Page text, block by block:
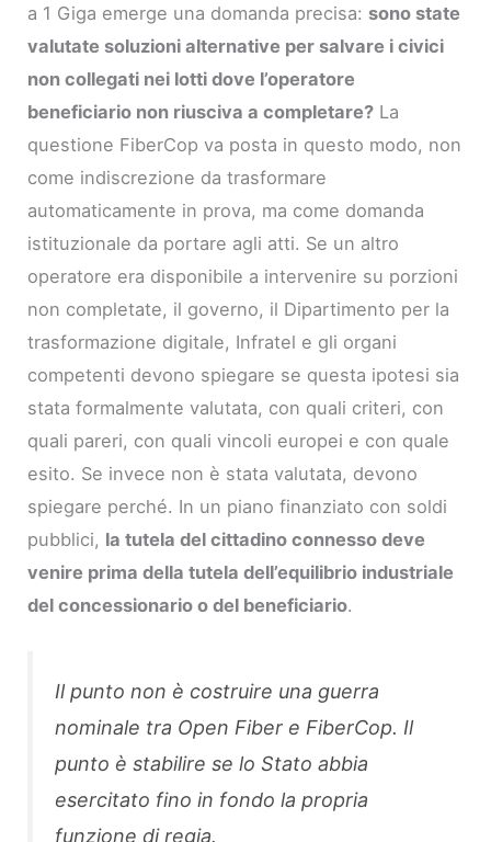
a 1 Giga emerge una domanda precisa: sono state
valutate soluzioni alternative per salvare i civici
non collegati nei lotti dove l’operatore
beneficiario non riusciva a completare? La
questione FiberCop va posta in questo modo, non
come indiscrezione da trasformare
automaticamente in prova, ma come domanda
istituzionale da portare agli atti. Se un altro
operatore era disponibile a intervenire su porzioni
non completate, il governo, il Dipartimento per la
trasformazione digitale, Infratel e gli organi
competenti devono spiegare se questa ipotesi sia
stata formalmente valutata, con quali criteri, con
quali pareri, con quali vincoli europei e con quale
esito. Se invece non è stata valutata, devono
spiegare perché. In un piano finanziato con soldi
pubblici, la tutela del cittadino connesso deve
venire prima della tutela dell’equilibrio industriale
del concessionario o del beneficiario.
Il punto non è costruire una guerra
nominale tra Open Fiber e FiberCop. Il
punto è stabilire se lo Stato abbia
esercitato fino in fondo la propria
funzione di regia.